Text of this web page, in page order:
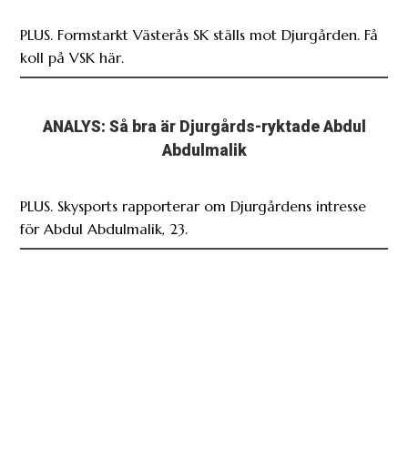
PLUS. Formstarkt Västerås SK ställs mot Djurgården. Få
koll på VSK här.
ANALYS: Så bra är Djurgårds-ryktade Abdul
Abdulmalik
PLUS. Skysports rapporterar om Djurgårdens intresse
för Abdul Abdulmalik, 23.